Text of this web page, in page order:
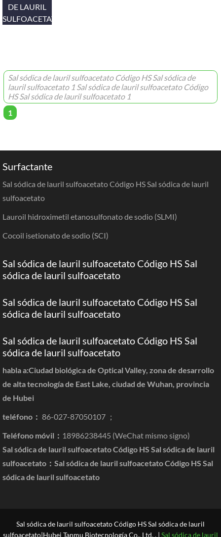
DE LAURIL
SULFOACETATO
Sal sódica de lauril sulfoacetato Código HS Sal sódica de
lauril sulfoacetato 1 Sal sódica de lauril sulfoacetato Código
HS Sal sódica de lauril sulfoacetato 1
1
Surfactante
Sal sódica de lauril sulfoacetato Código HS Sal sódica de lauril
sulfoacetato
Lauroil hidroximetil etanosulfonato de sodio (SLMI)
Cocoil isetionato de sodio (SCI)
Sal sódica de lauril sulfoacetato Código HS Sal
sódica de lauril sulfoacetato
Sal sódica de lauril sulfoacetato Código HS Sal
sódica de lauril sulfoacetato
Sal sódica de lauril sulfoacetato Código HS Sal
sódica de lauril sulfoacetato
habla a:Ciudad biológica de Optical Valley, zona de desarrollo
de alta tecnología de East Lake, ciudad de Wuhan, provincia
de Hubei
teléfono： 86-027-87050107 ；
Teléfono móvil： 18986238445 (WeChat mismo signo)
Sal sódica de lauril sulfoacetato Código HS Sal sódica de lauril
sulfoacetato： Sal sódica de lauril sulfoacetato Código HS Sal
sódica de lauril sulfoacetato
Sal sódica de lauril sulfoacetato Código HS Sal sódica de lauril
sulfoacetato|Hubei Tanmu Biotecnología Co., Ltd. . | Sal sódica de lauril